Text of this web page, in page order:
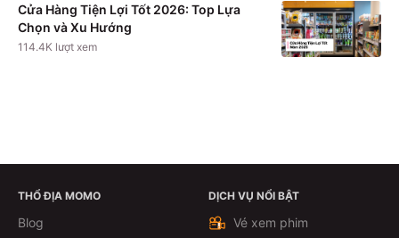
Cửa Hàng Tiện Lợi Tốt 2026: Top Lựa
Chọn và Xu Hướng
114.4K lượt xem
Theo dõi
THỔ ĐỊA MOMO
Blog
DỊCH VỤ NỔI BẬT
Vé xem phim